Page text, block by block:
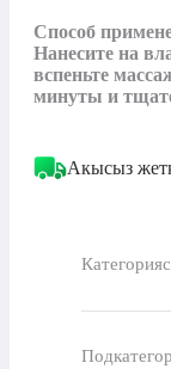
Способ
Нанесите на
вспеньте
минуты и
Акысыз